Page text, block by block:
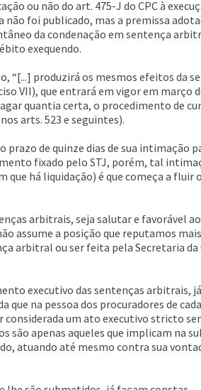
ou não do art. 475-J do CPC à
foi publicado, mas a premissa
da condenação em sentença
exequendo.
“[...] produzirá os mesmos efeitos da
VII), que entrará em vigor em março
quantia certa, o procedimento de
arts. 523 e seguintes).
prazo de quinze dias de sua intimação
fixado pelo STJ, porém, tal
que há liquidação) é que começa a fluir
arbitrais, seja salutar e favorável
assume a posição que reputamos
arbitral ou ser feita pela Secretaria da
executivo das sentenças arbitrais, já
na pessoa dos procuradores de
um ato executivo stricto
apenas aqueles que implicam na
atuando até mesmo contra sua